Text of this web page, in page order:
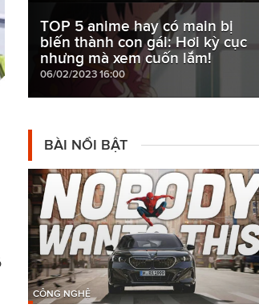
TOP 5 anime hay có main bị
biến thành con gái: Hơi kỳ cục
nhưng mà xem cuốn lắm!
06/02/2023 16:00
BÀI NỔI BẬT
CÔNG NGHỆ